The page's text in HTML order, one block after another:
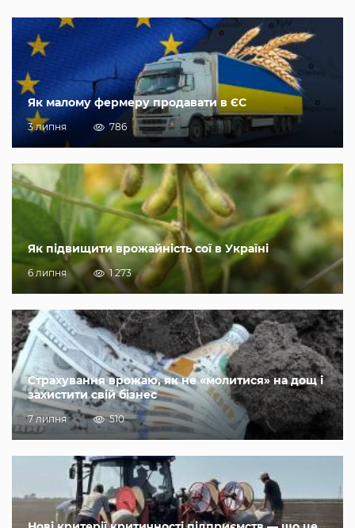
Як малому фермеру продавати в ЄС
3 липня 786
Як підвищити врожайність сої в Україні
6 липня 1 273
Страхування врожаю, як не «молитися» на дощ і
захистити свій бізнес
7 липня 510